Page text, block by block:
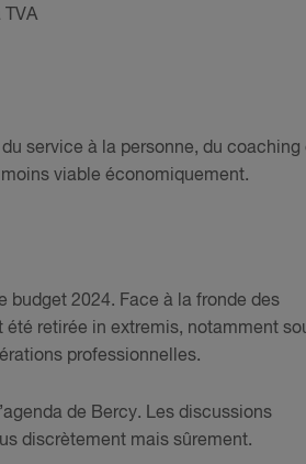
service à la personne, du coaching
viable économiquement.
budget 2024. Face à la fronde des
retirée in extremis, notamment
professionnelles.
de Bercy. Les discussions
discrètement mais sûrement.